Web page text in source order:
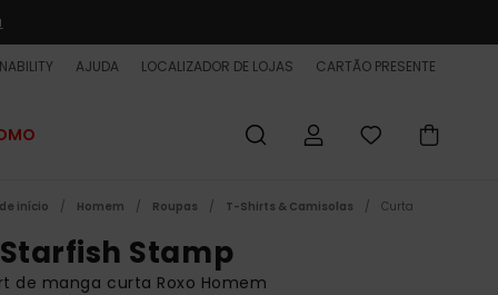
AJUDA LOCALIZADOR DE LOJAS CARTÃO PRESENTE
início Homem Roupas T-Shirts & Camisolas Curta
Starfish Stamp
de manga curta Roxo Homem